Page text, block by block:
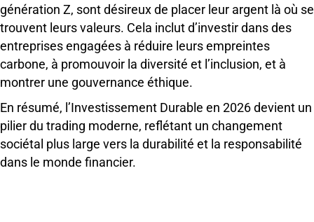
génération Z, sont désireux de placer leur argent là où se
trouvent leurs valeurs. Cela inclut d’investir dans des
entreprises engagées à réduire leurs empreintes
carbone, à promouvoir la diversité et l’inclusion, et à
montrer une gouvernance éthique.
En résumé, l’Investissement Durable en 2026 devient un
pilier du trading moderne, reflétant un changement
sociétal plus large vers la durabilité et la responsabilité
dans le monde financier.